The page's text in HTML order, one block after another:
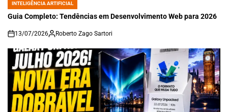
POSTED
IN
INTELIGÊNCIA ARTIFICIAL
Guia Completo: Tendências em Desenvolvimento Web para 2026
on
13/07/2026 Roberto Zago Sartori